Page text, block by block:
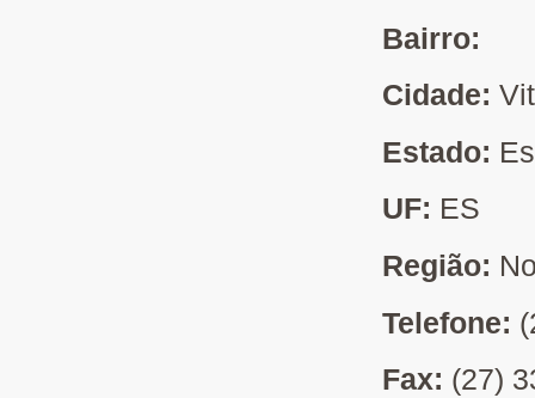
Bairro:
Cidade:
Estado:
UF: ES
Região:
Telefone:
Fax: (27)